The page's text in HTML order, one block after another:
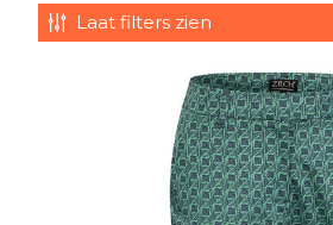
Laat filters zien